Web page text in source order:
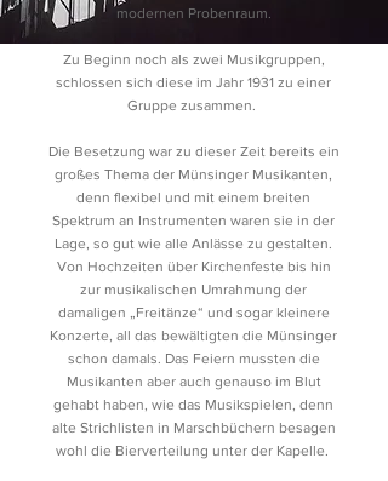
modernen Probenraum.
Zu Beginn noch als zwei Musikgruppen,
schlossen sich diese im Jahr 1931 zu einer
Gruppe zusammen.
Die Besetzung war zu dieser Zeit bereits ein
großes Thema der Münsinger Musikanten,
denn flexibel und mit einem breiten
Spektrum an Instrumenten waren sie in der
Lage, so gut wie alle Anlässe zu gestalten.
Von Hochzeiten über Kirchenfeste bis hin
zur musikalischen Umrahmung der
damaligen „Freitänze“ und sogar kleinere
Konzerte, all das bewältigten die Münsinger
schon damals. Das Feiern mussten die
Musikanten aber auch genauso im Blut
gehabt haben, wie das Musikspielen, denn
alte Strichlisten in Marschbüchern besagen
wohl die Bierverteilung unter der Kapelle.